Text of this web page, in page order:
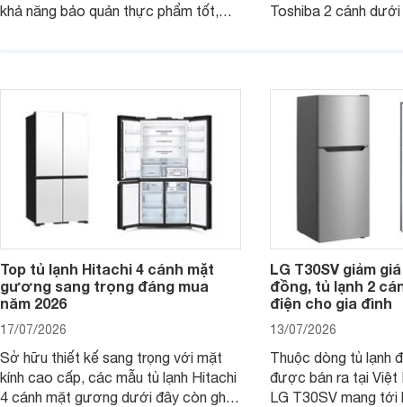
khả năng bảo quản thực phẩm tốt,
phân khúc khiến không ít người dùng
phải cân nhắc. Trên thị trường hiện
Toshiba 2 cánh
Top tủ lạnh Hitachi 4 cánh mặt
gương sang trọng đáng mua
năm 2026
17/07/2026
Sở hữu thiết kế sang trọng với mặt
kính cao cấp, các mẫu tủ lạnh Hitachi
4 cánh mặt gương dưới đây còn ghi
LG T30SV giảm
đồng, tủ lạnh 2
điện cho gia đình
13/07/2026
Thuộc dòng tủ lạnh
được bán ra tại Việt
LG T30SV mang tới